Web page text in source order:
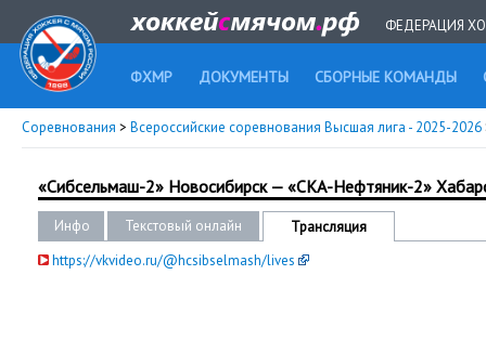
ФЕДЕРАЦИЯ
ФХМР ДОКУМЕНТЫ СБОРНЫЕ КОМАНДЫ
Соревнования > Всероссийские соревнования Высшая лига - 2025-2026
«Сибсельмаш-2» Новосибирск — «СКА-Нефтяник-2»
Инфо Текстовый онлайн
Трансляция
https://vkvideo.ru/@hcsibselmash/lives